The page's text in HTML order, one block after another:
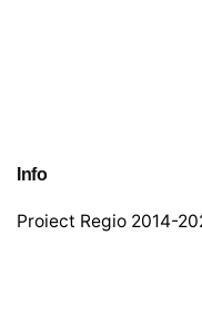
Info
Proiect Regio 2014-